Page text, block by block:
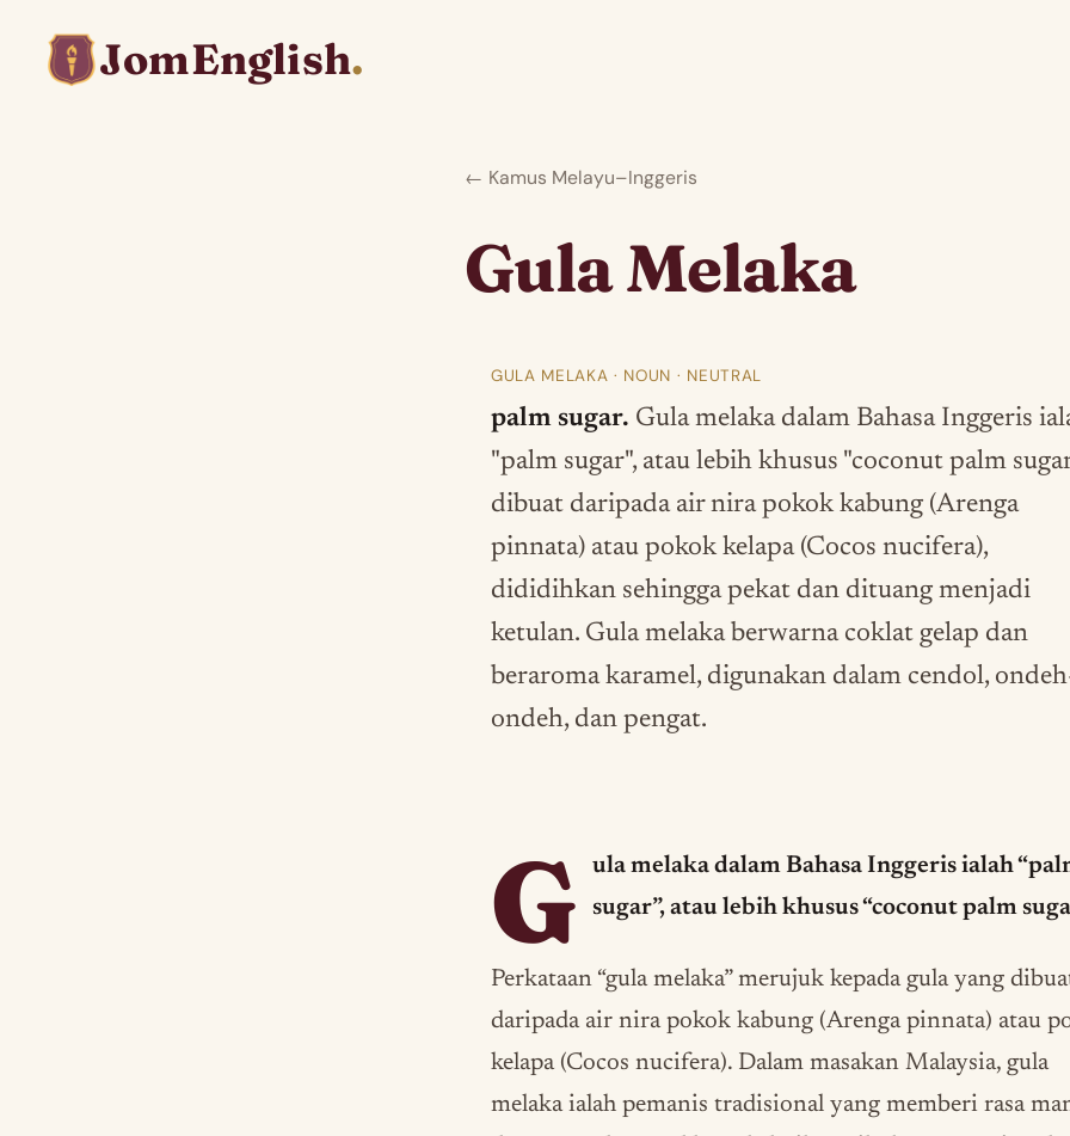
JomEnglish.
← Kamus Melayu–Inggeris
Gula Melaka
GULA MELAKA · NOUN · NEUTRAL
palm sugar. Gula melaka dalam Bahasa Inggeris
"palm sugar", atau lebih khusus "coconut palm
dibuat daripada air nira pokok kabung (Arenga
pinnata) atau pokok kelapa (Cocos nucifera),
dididihkan sehingga pekat dan dituang menjadi
ketulan. Gula melaka berwarna coklat gelap dan
beraroma karamel, digunakan dalam cendol,
ondeh, dan pengat.
G
ula melaka dalam Bahasa Inggeris ialah
sugar”, atau lebih khusus “coconut palm
Perkataan “gula melaka” merujuk kepada gula yang
daripada air nira pokok kabung (Arenga pinnata) atau
kelapa (Cocos nucifera). Dalam masakan Malaysia, gula
melaka ialah pemanis tradisional yang memberi rasa